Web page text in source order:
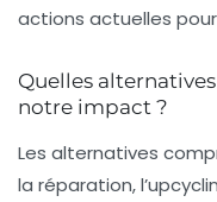
actions actuelles
Quelles
notre impact ?
Les alternatives
la réparation,